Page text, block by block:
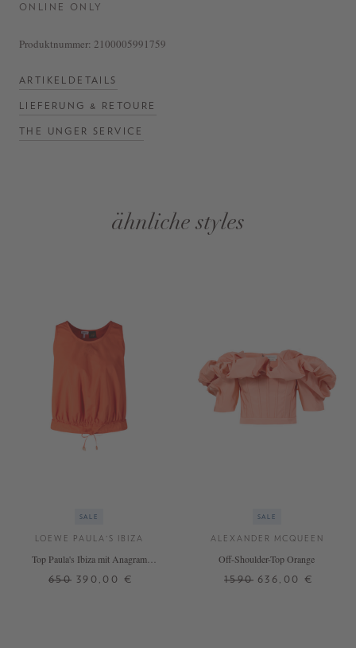
ONLINE ONLY
Produktnummer: 2100005991759
ARTIKELDETAILS
LIEFERUNG & RETOURE
THE UNGER SERVICE
ähnliche styles
SALE
LOEWE PAULA'S IBIZA
Top Paula's Ibiza mit Anagram
650 390,00 €
SALE
ALEXANDER MCQUEEN
Off-Shoulder-Top Orange
1590 636,00 €